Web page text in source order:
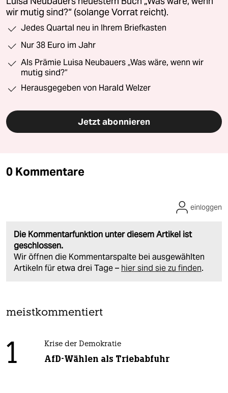
wir mutig sind?“ (solange Vorrat reicht).
Jedes Quartal neu in Ihrem Briefkasten
Nur 38 Euro im Jahr
Als Prämie Luisa Neubauers „Was wäre, wenn wir
mutig sind?“
Herausgegeben von Harald Welzer
Jetzt abonnieren
0 Kommentare
Die Kommentarfunktion unter diesem Artikel ist
geschlossen.
Wir öffnen die Kommentarspalte bei ausgewählten
Artikeln für etwa drei Tage – hier sind sie zu finden.
einloggen
meistkommentiert
1 Krise der Demokratie
AfD-Wählen als Triebabfuhr